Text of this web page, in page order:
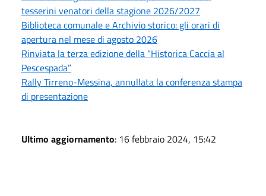
tesserini venatori della stagione 2026/2027
Biblioteca comunale e Archivio storico: gli orari di
apertura nel mese di agosto 2026
Rinviata la terza edizione della “Historica Caccia al
Pescespada”
Rally Tirreno-Messina, annullata la conferenza stampa
di presentazione
Ultimo aggiornamento: 16 febbraio 2024, 15:42